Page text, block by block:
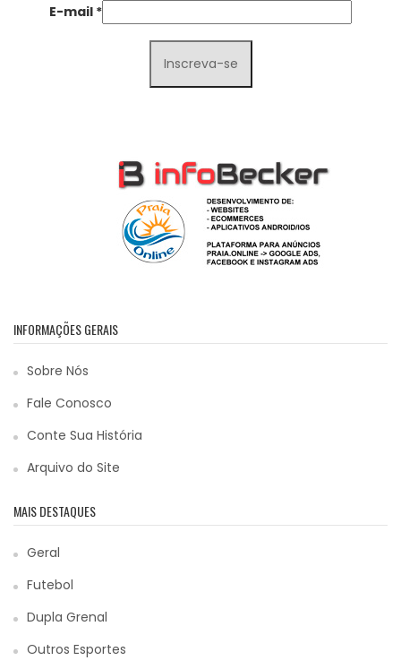
E-mail *
INFORMAÇÕES GERAIS
Sobre Nós
Fale Conosco
Conte Sua História
Arquivo do Site
MAIS DESTAQUES
Geral
Futebol
Dupla Grenal
Outros Esportes